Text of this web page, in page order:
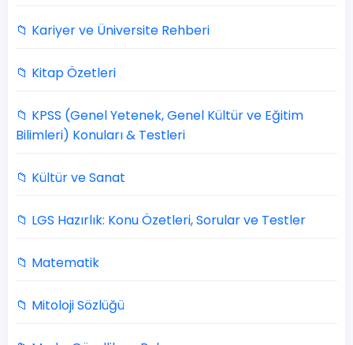
📁 Kariyer ve Üniversite Rehberi
📁 Kitap Özetleri
📁 KPSS (Genel Yetenek, Genel Kültür ve Eğitim
Bilimleri) Konuları & Testleri
📁 Kültür ve Sanat
📁 LGS Hazırlık: Konu Özetleri, Sorular ve Testler
📁 Matematik
📁 Mitoloji Sözlüğü